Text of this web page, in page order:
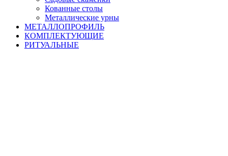
Кованные столы
Металлические урны
МЕТАЛЛОПРОФИЛЬ
КОМПЛЕКТУЮЩИЕ
РИТУАЛЬНЫЕ